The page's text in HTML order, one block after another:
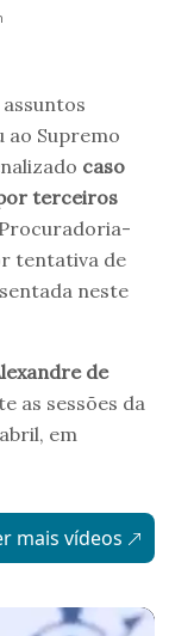
ao Supremo
caso
terceiros
tentativa de
neste
de
as sessões da
em
mais vídeos